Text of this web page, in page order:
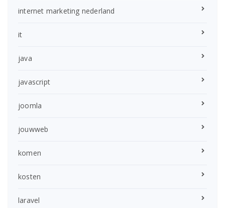
internet marketing nederland
it
java
javascript
joomla
jouwweb
komen
kosten
laravel